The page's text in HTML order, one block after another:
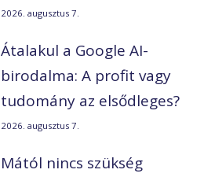
2026. augusztus 7.
Átalakul a Google AI-
birodalma: A profit vagy
tudomány az elsődleges?
2026. augusztus 7.
Mától nincs szükség